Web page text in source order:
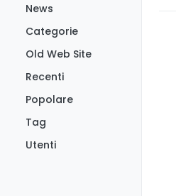
News
Categorie
Old Web Site
Recenti
Popolare
Tag
Utenti